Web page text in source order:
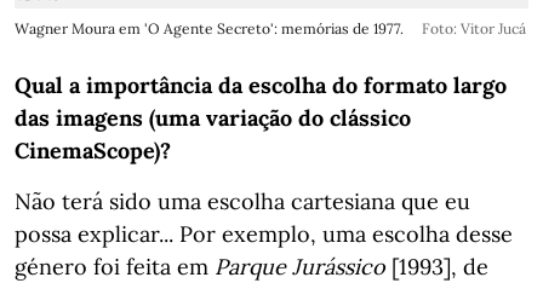
Wagner Moura em 'O Agente Secreto': memórias de 1977. Foto: Vitor Jucá
Qual a importância da escolha do formato largo
das imagens (uma variação do clássico
CinemaScope)?
Não terá sido uma escolha cartesiana que eu
possa explicar... Por exemplo, uma escolha desse
género foi feita em Parque Jurássico [1993], de